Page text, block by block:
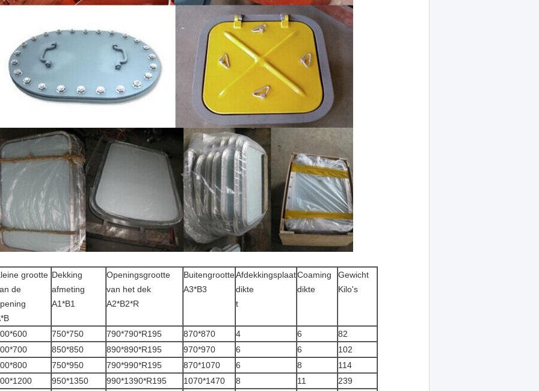
grootte
de
Dekking
afmeting
A1*B1
Openingsgrootte
van het dek
A2*B2*R
Buitengrootte
A3*B3
Afdekkingsplaat
dikte
t
Coaming
dikte
Gewicht
Kilo's
750*750 790*790*R195 870*870 4 6
82
850*850 890*890*R195 970*970 6 6
102
750*950 790*990*R195 870*1070 6 8
114
950*1350 990*1390*R195 1070*1470 8 11
239